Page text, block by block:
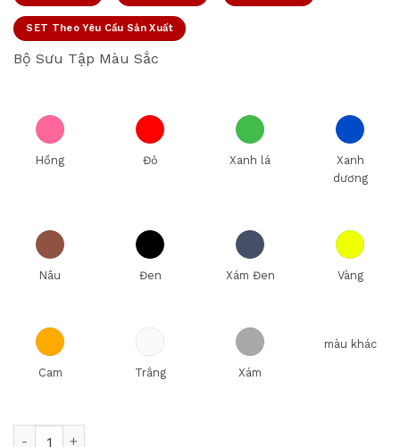
SET Theo Yêu Cầu Sản Xuất
Bộ Sưu Tập Màu Sắc
Hồng Đỏ Xanh lá
Xanh
dương
Nâu Đen Xám Đen Vàng
Cam Trắng Xám
màu khác